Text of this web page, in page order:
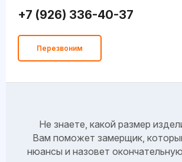
+7 (926) 336-40-37
Перезвоним
Не знаете, какой размер
Вам поможет замерщик,
нюансы и назовет